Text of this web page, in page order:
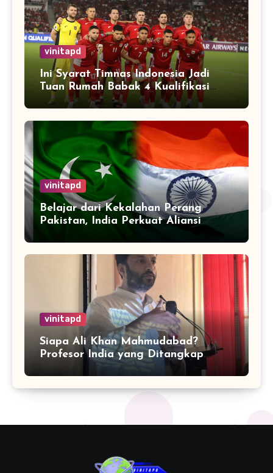
vinitapd
Ini Syarat Timnas Indonesia Jadi
Tuan Rumah Babak 4 Kualifikasi
Piala Dunia 2026
vinitapd
Belajar dari Kekalahan Perang
Pakistan, India Perkuat Aliansi
vinitapd
Siapa Ali Khan Mahmudabad?
Profesor India yang Ditangkap
karena Kritik Operasi Sindoor